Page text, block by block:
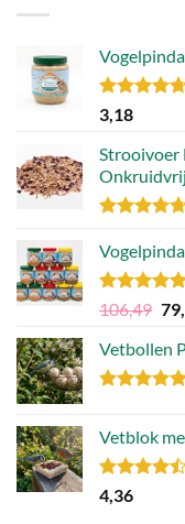
Gewaardeerd
4.70
3,18
Strooivoer
Onkruidvrij
4.71uit 5
uit 5
106,49
Vetbollen
Vetblok
Gewaardeerd
4.44
4,36